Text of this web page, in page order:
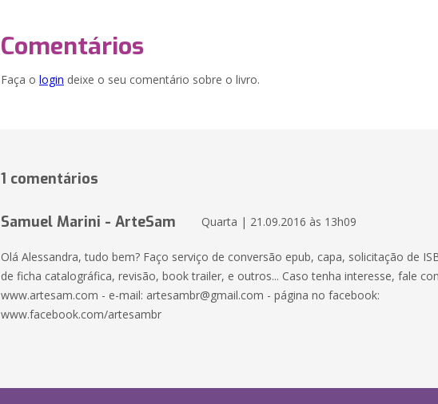
Comentários
Faça o login deixe o seu comentário sobre o livro.
1 comentários
Samuel Marini - ArteSam Quarta | 21.09.2016 às 13h09
Olá Alessandra, tudo bem? Faço serviço de conversão epub, capa, solicitação de
de ficha catalográfica, revisão, book trailer, e outros... Caso tenha interesse, fale
www.artesam.com - e-mail: artesambr@gmail.com - página no facebook:
www.facebook.com/artesambr